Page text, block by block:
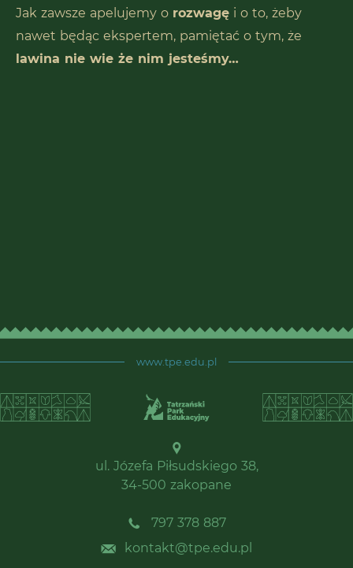
Jak zawsze apelujemy o rozwagę i o to, żeby
nawet będąc ekspertem, pamiętać o tym, że
lawina nie wie że nim jesteśmy…
www.tpe.edu.pl
ul. Józefa Piłsudskiego 38,
34-500 zakopane
797 378 887
kontakt@tpe.edu.pl